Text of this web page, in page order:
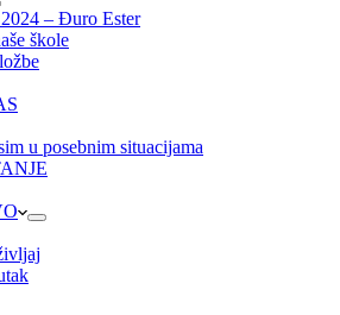
– Đuro Ester
škole
u posebnim situacijama